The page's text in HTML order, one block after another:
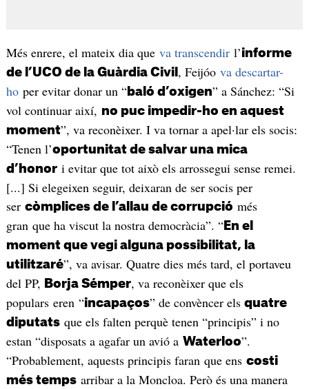
Més enrere, el mateix dia que va transcendirl’informe
de l’UCO de la Guàrdia Civil , Feijóo va descartar-
hoper evitar donar un “baló d’oxigen” a Sánchez: “Si
vol continuar així, no puc impedir-ho en aquest
moment”, va reconèixer. I va tornar a apel·lar els socis:
“Tenen l’oportunitat de salvar una mica
d’honori evitar que tot això els arrossegui sense remei.
[...] Si elegeixen seguir, deixaran de ser socis per
ser còmplices de l’allau de corrupció més
gran que ha viscut la nostra democràcia”. “En el
moment que vegi alguna possibilitat, la
utilitzaré”, va avisar. Quatre dies més tard, el portaveu
del PP,
Borja Sémper, va reconèixer que els
populars eren “incapaços” de convèncer els quatre
diputatsque els falten perquè tenen “principis” i no
estan “disposats a agafar un avió a Waterloo”.
“Probablement, aquests principis faran que ens costi
més tempsarribar a la Moncloa. Però és una manera